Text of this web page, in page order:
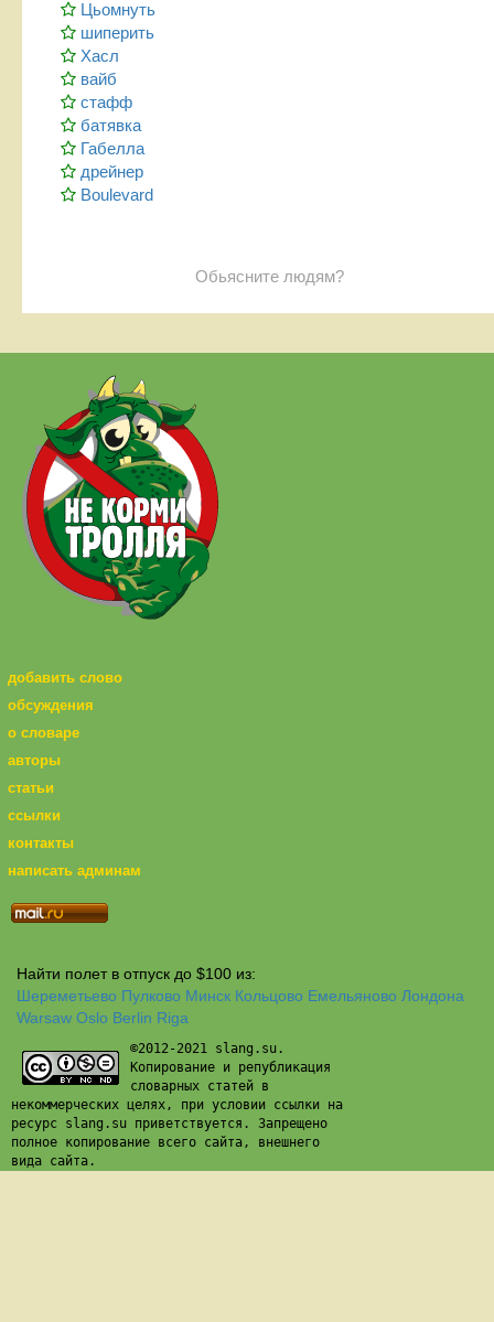
Цьомнуть
шиперить
Хасл
вайб
стафф
батявка
Габелла
дрейнер
Boulevard
Обьясните людям?
добавить слово
обсуждения
о словаре
авторы
статьи
ссылки
контакты
написать админам
Найти полет в отпуск до $100 из:
Шереметьево Пулково Минск Кольцово Емельяново Лондона
Warsaw Oslo Berlin Riga
©2012-2021 slang.su.
Копирование и републикация
словарных статей в
некоммерческих целях, при условии ссылки на
ресурс slang.su приветствуется. Запрещено
полное копирование всего сайта, внешнего
вида сайта.